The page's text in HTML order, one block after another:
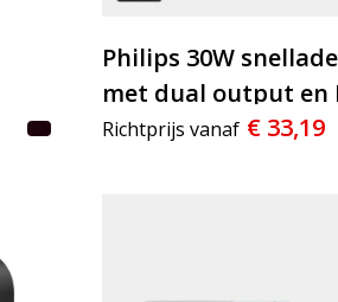
Philips 30W
met dual output en
Richtprijs vanaf € 33,19